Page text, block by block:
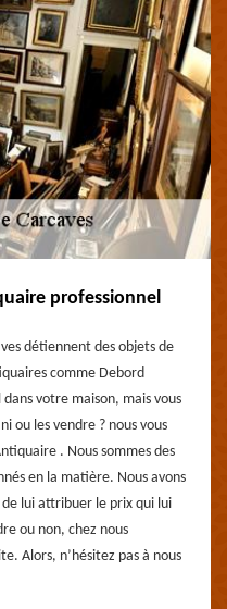
professionnel
détiennent des objets de
comme Debord
votre maison, mais vous
ou les vendre ? nous vous
. Nous sommes des
en la matière. Nous avons
lui attribuer le prix qui lui
ou non, chez nous
Alors, n’hésitez pas à nous